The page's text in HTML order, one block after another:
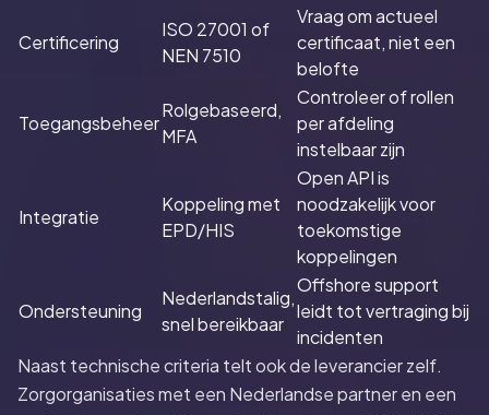
Certificering
ISO 27001 of
NEN 7510
Vraag om actueel
certificaat, niet een
belofte
Toegangsbeheer
Rolgebaseerd,
MFA
Controleer of rollen
per afdeling
instelbaar zijn
Integratie
Koppeling met
EPD/HIS
Open API is
noodzakelijk voor
toekomstige
koppelingen
Ondersteuning
Nederlandstalig,
snel bereikbaar
Offshore support
leidt tot vertraging bij
incidenten
Naast technische criteria telt ook de leverancier zelf.
Zorgorganisaties met een Nederlandse partner en een